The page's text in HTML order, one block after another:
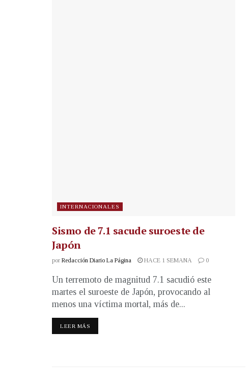
INTERNACIONALES
Sismo de 7.1 sacude suroeste de
Japón
por Redacción Diario La Página HACE 1 SEMANA 0
Un terremoto de magnitud 7.1 sacudió este
martes el suroeste de Japón, provocando al
menos una víctima mortal, más de...
LEER MÁS